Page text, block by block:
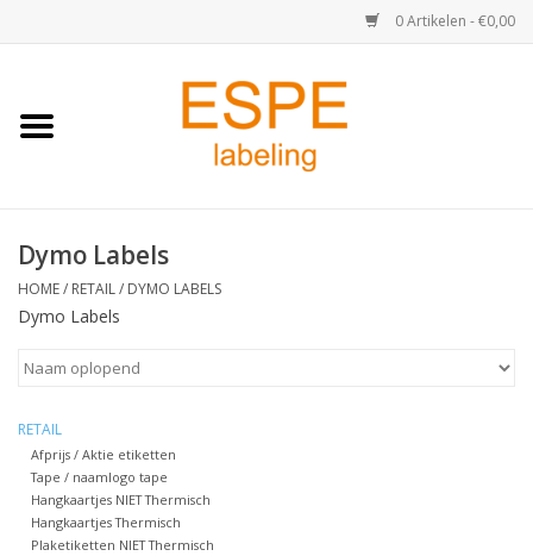
0 Artikelen - €0,00
Home
Retail
Horeca & Food
Industrie
Kassa & Pinrollen
Verzend-etiketten
Dymo Labels
HOME/ RETAIL/ DYMO LABELS
Dymo Labels
RETAIL
Afprijs / Aktie etiketten
Tape / naamlogo tape
Hangkaartjes NIET Thermisch
Hangkaartjes Thermisch
Plaketiketten NIET Thermisch